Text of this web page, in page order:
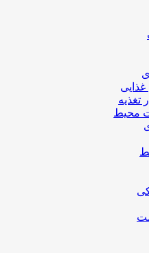
تغذیه
محيط